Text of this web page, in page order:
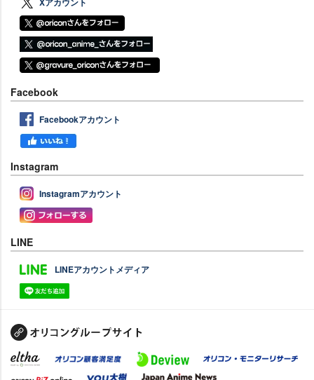
Facebook
Facebookアカウント
Instagram
Instagramアカウント
LINE
LINEアカウントメディア